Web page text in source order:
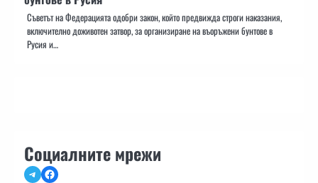
Съветът на Федерацията одобри закон, който предвижда строги наказания,
включително доживотен затвор, за организиране на въоръжени бунтове в
Русия и…
Социалните мрежи
TelegramFacebook